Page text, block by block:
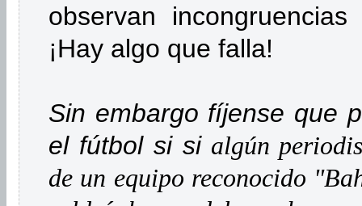
observan
¡Hay algo que falla!
Sin embargo fíjense que
el fútbol si sialgún
de un equipo reconocido